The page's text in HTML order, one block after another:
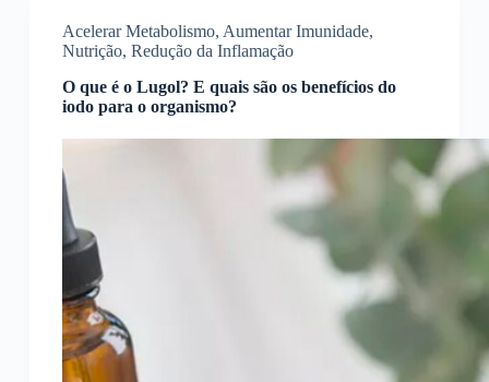
Acelerar Metabolismo, Aumentar Imunidade,
Nutrição, Redução da Inflamação
O que é o Lugol? E quais são os benefícios do
iodo para o organismo?